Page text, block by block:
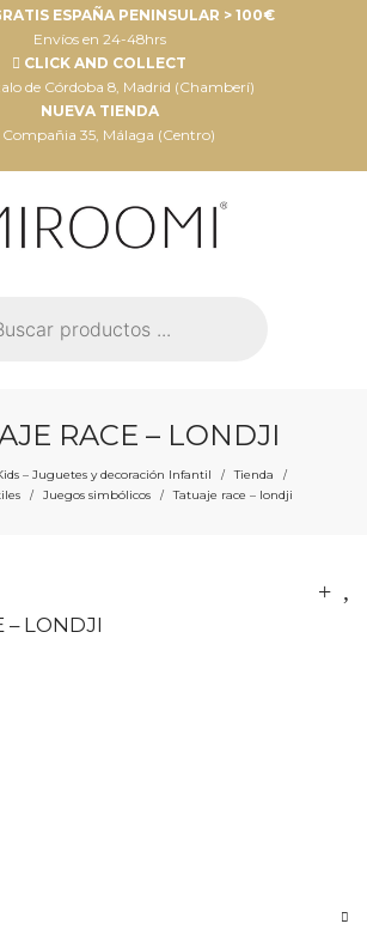
ESPAÑA PENINSULAR > 100€
Envíos en 24-48hrs
CLICK AND COLLECT
de Córdoba 8, Madrid (Chamberí)
NUEVA TIENDA
Compañia 35, Málaga (Centro)
RACE – LONDJI
– Juguetes y decoración Infantil / Tienda /
/ Juegos simbólicos / Tatuaje race – londji
– LONDJI